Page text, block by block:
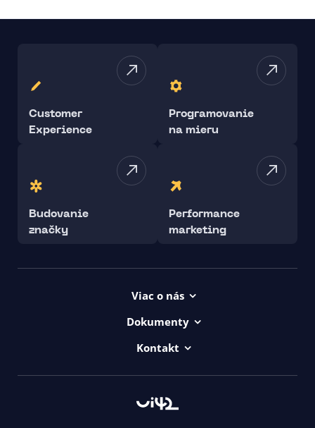
Customer
Experience
Programovanie
na mieru
Budovanie
značky
Performance
marketing
Viac o nás
uičkovská abeceda
Dokumenty
GDPR
Kontakt
Kontakt